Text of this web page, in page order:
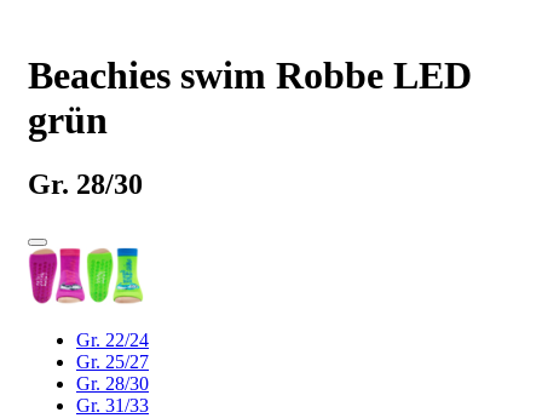
Beachies swim Robbe LED
grün
Gr. 28/30
Gr. 22/24
Gr. 25/27
Gr. 28/30
Gr. 31/33